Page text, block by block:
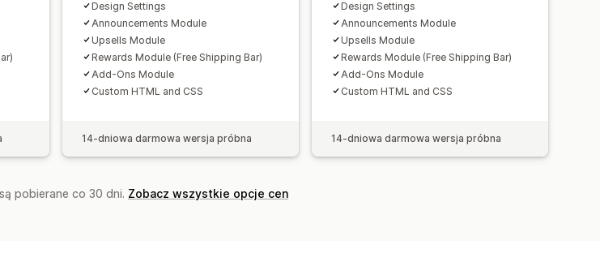
Współczynniki klikalności
Współczynniki konwersji
Sugestie optymalizacji
Design Settings
Announcements Module
Upsells Module
Rewards Module (Free Shipping Bar)
Add-Ons Module
Custom HTML and CSS
14-dniowa darmowa wersja próbna
Design Settings
Announcements Module
Upsells Module
Rewards Module (Free Shipping Bar)
Add-Ons Module
Custom HTML and CSS
14-dniowa darmowa wersja próbna
pobierane co 30 dni. Zobacz wszystkie opcje cen